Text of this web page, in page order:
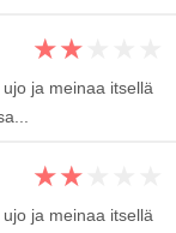
★★
ja meinaa itsellä
★★
ja meinaa itsellä